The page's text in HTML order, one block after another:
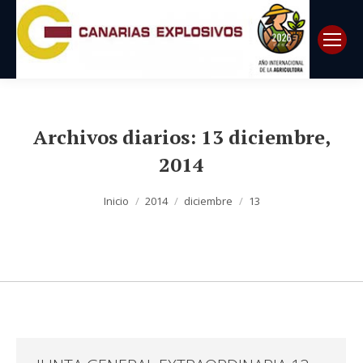
Archivos diarios: 13 diciembre,
2014
Inicio 2014 diciembre 13